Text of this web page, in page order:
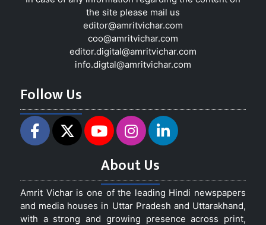
the site please mail us
editor@amritvichar.com
coo@amritvichar.com
editor.digital@amritvichar.com
info.digtal@amritvichar.com
Follow Us
About Us
Amrit Vichar is one of the leading Hindi newspapers
and media houses in Uttar Pradesh and Uttarakhand,
with a strong and growing presence across print,